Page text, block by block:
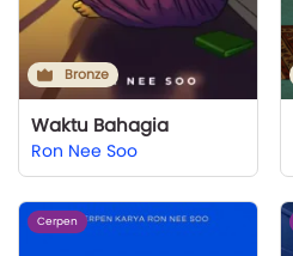
Bronze
Waktu Bahagia
Ron Nee Soo
Cerpen